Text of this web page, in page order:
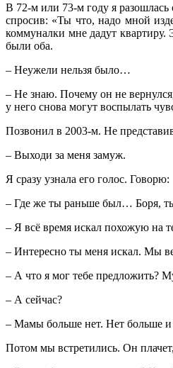
В 72-м или 73-м году я разошлась
спросив: «Ты что, надо мной
коммуналки мне дадут
были оба.
– Неужели нельзя было…
– Не знаю. Почему он не
у него снова могут воспылать
Позвонил в 2003-м. Не
– Выходи за меня замуж.
Я сразу узнала его голос. Говорю:
– Где же ты раньше был… Боря,
– Я всё время искал похожую на
– Интересно ты меня искал. Мы
– А что я мог тебе предложить?
– А сейчас?
– Мамы больше нет. Нет больше
Потом мы встретились. Он